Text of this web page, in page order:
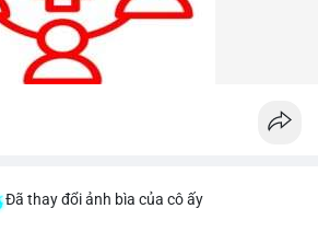
Đã thay đổi ảnh bìa của cô ấy